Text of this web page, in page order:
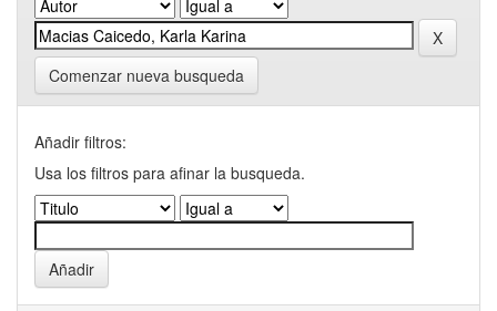
Comenzar nueva busqueda
Añadir filtros:
Usa los filtros para afinar la busqueda.